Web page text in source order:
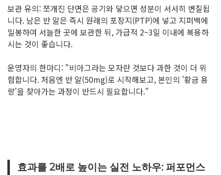
보관 유의: 쪼개진 단면은 공기와 닿으면 성분이 서서히 변질됩
니다. 남은 반 알은 즉시 원래의 포장지(PTP)에 넣고 지퍼백에
밀봉하여 서늘한 곳에 보관한 뒤, 가급적 2~3일 이내에 복용하
시는 것이 좋습니다.
운영자의 한마디: "비아그라는 모자란 것보다 과한 것이 더 위
험합니다. 처음엔 반 알(50mg)로 시작해보고, 본인의 '황금 용
량'을 찾아가는 과정이 반드시 필요합니다."
효과를 2배로 높이는 실전 노하우: 퍼포먼스